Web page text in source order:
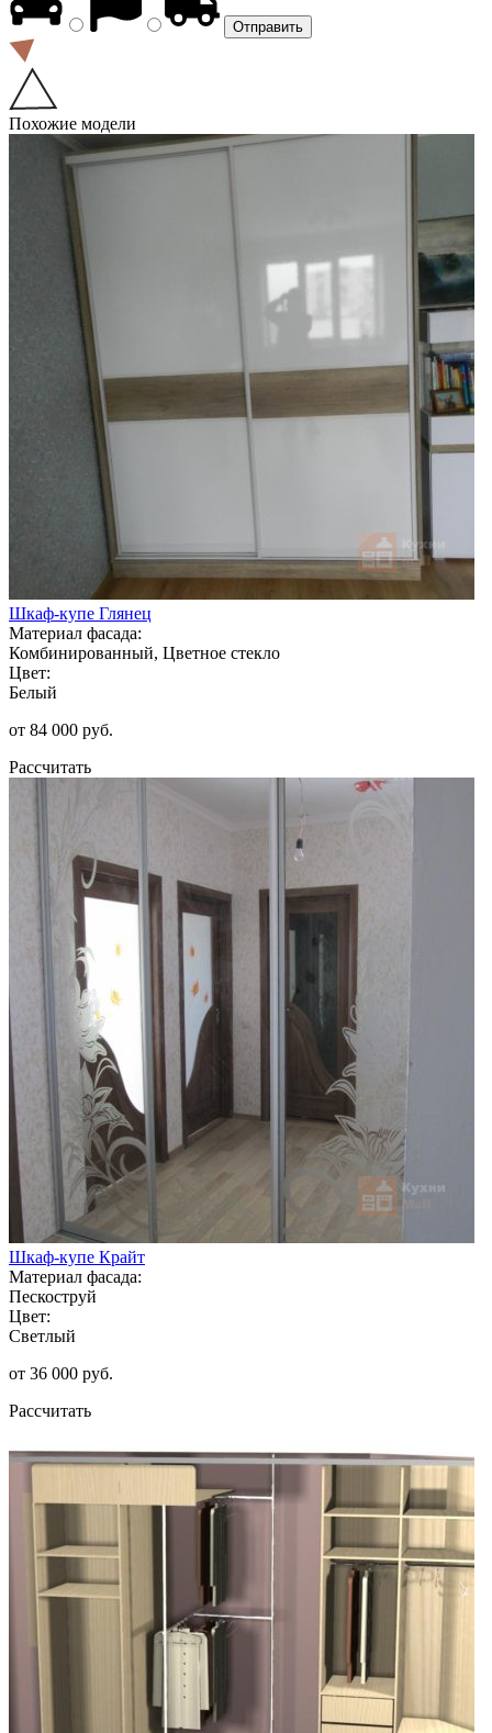
Похожие модели
Шкаф-купе Глянец
Материал фасада:
Комбинированный, Цветное стекло
Цвет:
Белый
от 84 000 руб.
Рассчитать
Шкаф-купе Крайт
Материал фасада:
Пескоструй
Цвет:
Светлый
от 36 000 руб.
Рассчитать